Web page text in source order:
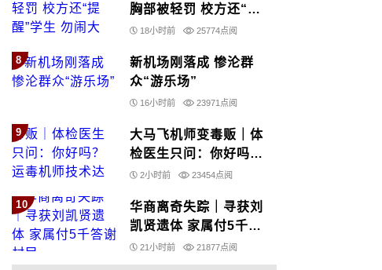
胸部被轻罚 校方还“提
醒”学生 勿闹大“家丑”
18小时前 25774点阅
8
新机场刚落成 惨沦群
众“游乐场”
16小时前 23971点阅
9
大马飞机师变毒贩｜体
检医生只问：你好吗？
运毒机师技术达标没被
2小时前 23454点阅
10
华商离奇失踪｜寻获刘
凯贤遗体 家属付5千答
谢村民
21小时前 21877点阅